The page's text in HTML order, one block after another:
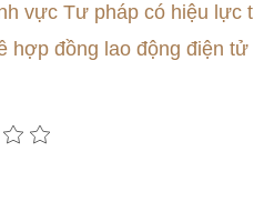
vực Tư pháp có hiệu lực
hợp đồng lao động điện